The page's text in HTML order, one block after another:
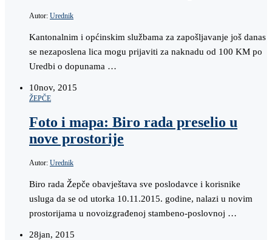
Autor: Urednik
Kantonalnim i općinskim službama za zapošljavanje još danas
se nezaposlena lica mogu prijaviti za naknadu od 100 KM po
Uredbi o dopunama …
10nov, 2015
ŽEPČE
Foto i mapa: Biro rada preselio u
nove prostorije
Autor: Urednik
Biro rada Žepče obavještava sve poslodavce i korisnike
usluga da se od utorka 10.11.2015. godine, nalazi u novim
prostorijama u novoizgrađenoj stambeno-poslovnoj …
28jan, 2015